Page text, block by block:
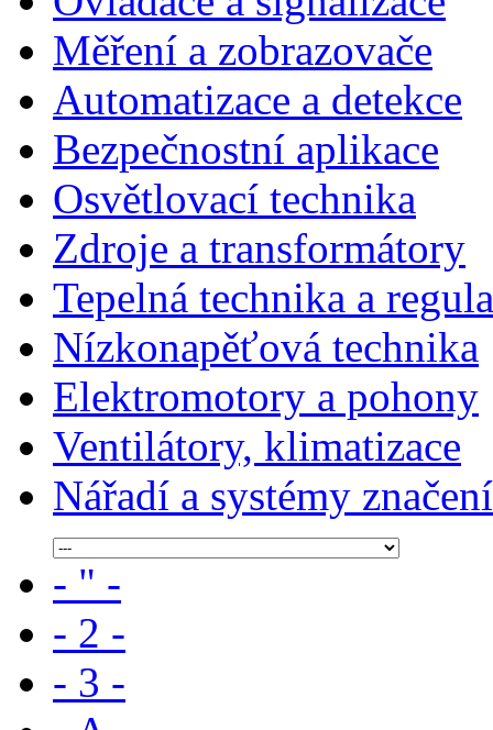
Měření a zobrazovače
Automatizace a detekce
Bezpečnostní aplikace
Osvětlovací technika
Zdroje a transformátory
Tepelná technika a
Nízkonapěťová technika
Elektromotory a pohony
Ventilátory, klimatizace
Nářadí a systémy značení
- " -
- 2 -
- 3 -